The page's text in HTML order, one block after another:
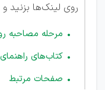
روی لینک‌ها بزنید
مرحله مصاحبه
کتاب‌های
صفحات مرتبط